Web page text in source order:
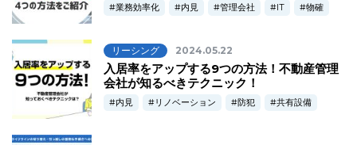
業務効率化 内見 管理会社 IT 物確
リーシング 2024.05.22
入居率をアップする9つの方法！不動産管理
会社が知るべきテクニック！
内見 リノベーション 防犯 共有設備